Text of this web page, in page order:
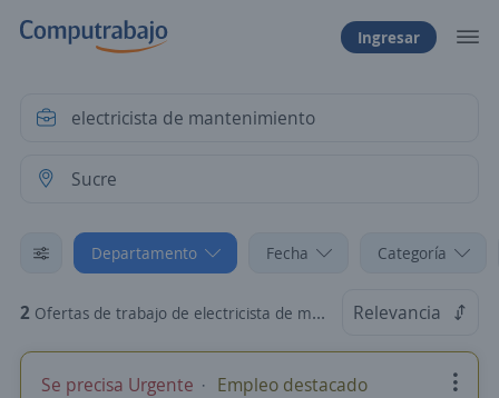
Ingresar
Departamento Fecha Categoría
2 Ofertas de trabajo de electricista de mantenimiento en Sucre Relevancia
Se precisa Urgente Empleo destacado